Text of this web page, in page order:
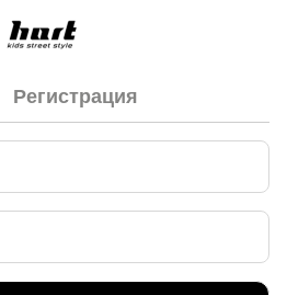
Регистрация